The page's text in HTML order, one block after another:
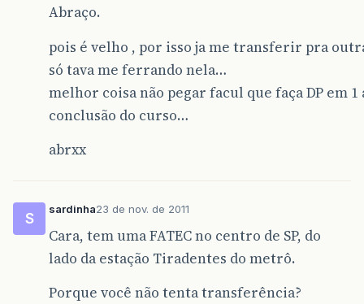
Abraço.
pois é velho , por isso ja me transferir pra
só tava me ferrando nela…
melhor coisa não pegar facul que faça DP em
conclusão do curso…
abrxx
S
sardinha23 de nov. de 2011
Cara, tem uma FATEC no centro de SP, do
lado da estação Tiradentes do metrô.
Porque você não tenta transferência?